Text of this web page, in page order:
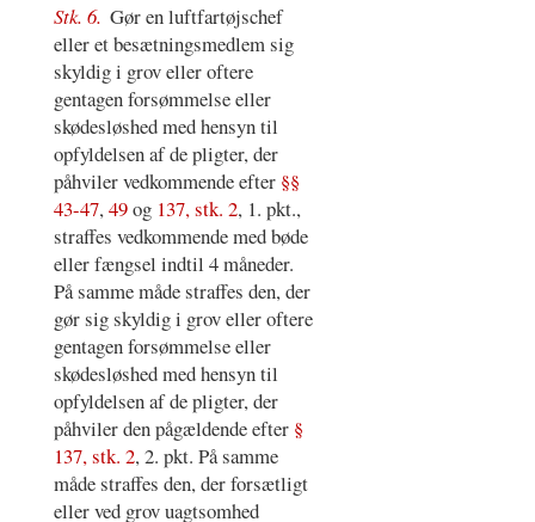
Stk. 6. Gør en luftfartøjschef
eller et besætningsmedlem sig
skyldig i grov eller oftere
gentagen forsømmelse eller
skødesløshed med hensyn til
opfyldelsen af de pligter, der
påhviler vedkommende efter §§
43-47,49og 137, stk. 2, 1. pkt.,
straffes vedkommende med bøde
eller fængsel indtil 4 måneder.
På samme måde straffes den, der
gør sig skyldig i grov eller oftere
gentagen forsømmelse eller
skødesløshed med hensyn til
opfyldelsen af de pligter, der
påhviler den pågældende efter §
137, stk. 2, 2. pkt. På samme
måde straffes den, der forsætligt
eller ved grov uagtsomhed